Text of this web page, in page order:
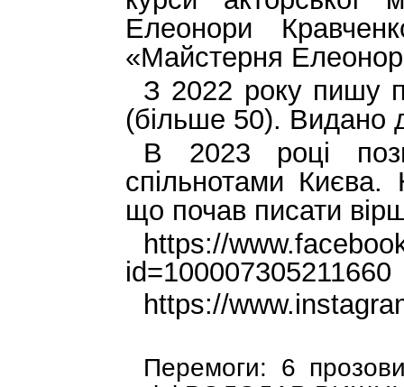
Елеонори
«Майстерня
З 2022 року пишу
(більше 50). Видано
В 2023 році
спільнотами Києва.
що почав писати
https://
id=100007305211660
https://
Перемоги: 6